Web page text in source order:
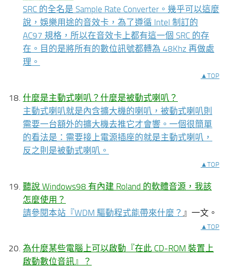
SRC 的全名是 Sample Rate Converter。幾乎可以這麼
說，娛樂用途的音效卡，為了遵循 Intel 制訂的
AC97 規格，所以在音效卡上都有這一個 SRC 的存
在。目的是將所有的數位訊號都轉為 48Khz 再做處
理。
▲TOP
什麼是主動式喇叭？什麼是被動式喇叭？
主動式喇叭就是內含擴大機的喇叭，被動式喇叭則
需要一台額外的擴大機去推它才會響。一個很簡單
的看法是：需要接上電源插座的就是主動式喇叭，
反之則是被動式喇叭。
▲TOP
聽說 Windows98 有內建 Roland 的軟體音源，我該
怎麼使用？
請參閱本站『WDM 驅動程式能帶來什麼？ 』一文。
▲TOP
為什麼某些電腦上可以啟動『在此 CD-ROM 裝置上
啟動數位音訊』？